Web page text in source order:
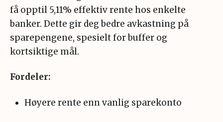
få opptil 5,11% effektiv rente hos enkelte
banker. Dette gir deg bedre avkastning på
sparepengene, spesielt for buffer og
kortsiktige mål.
Fordeler:
Høyere rente enn vanlig sparekonto